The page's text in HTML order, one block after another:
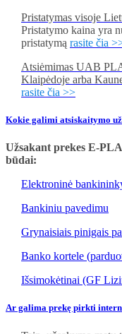
Pristatymas visoje
Pristatymo kaina yra
pristatymą rasite čia
Atsiėmimas UAB
Klaipėdoje arba
rasite čia >>
Kokie galimi atsiskaitymo
Užsakant prekes E-
būdai:
Elektroninė
Bankiniu pavedimu
Grynaisiais pinigais
Banko kortele
Išsimokėtinai (GF
Ar galima prekę pirkti